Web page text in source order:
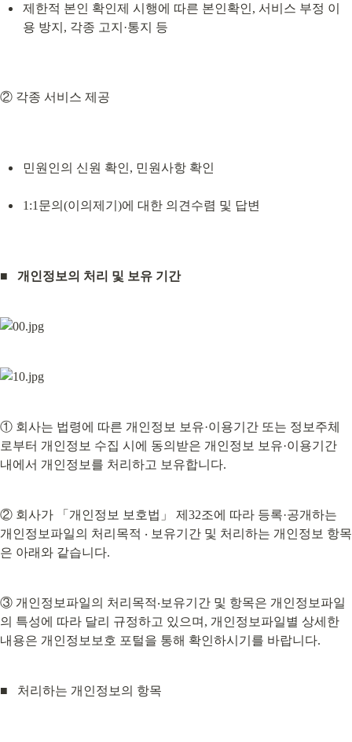
제한적 본인 확인제 시행에 따른 본인확인, 서비스 부정 이
용 방지, 각종 고지·통지 등
② 각종 서비스 제공
민원인의 신원 확인, 민원사항 확인
1:1문의(이의제기)에 대한 의견수렴 및 답변
■ 개인정보의 처리 및 보유 기간
① 회사는 법령에 따른 개인정보 보유·이용기간 또는 정보주체
로부터 개인정보 수집 시에 동의받은 개인정보 보유·이용기간
내에서 개인정보를 처리하고 보유합니다.
② 회사가 「개인정보 보호법」 제32조에 따라 등록·공개하는
개인정보파일의 처리목적 ‧ 보유기간 및 처리하는 개인정보 항목
은 아래와 같습니다.
③ 개인정보파일의 처리목적‧보유기간 및 항목은 개인정보파일
의 특성에 따라 달리 규정하고 있으며, 개인정보파일별 상세한
내용은 개인정보보호 포털을 통해 확인하시기를 바랍니다.
■
   처리하는 개인정보의 항목